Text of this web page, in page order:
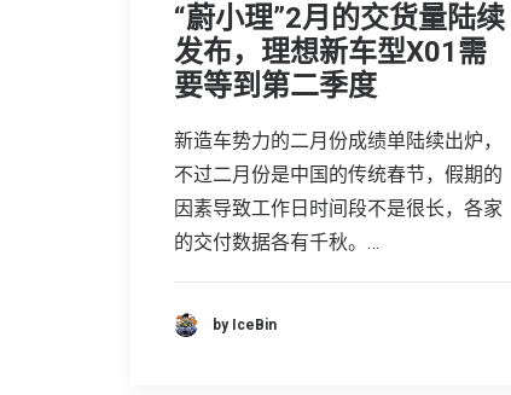
“蔚小理”2月的交货量陆续
发布，理想新车型X01需
要等到第二季度
新造车势力的二月份成绩单陆续出炉，
不过二月份是中国的传统春节，假期的
因素导致工作日时间段不是很长，各家
的交付数据各有千秋。…
by IceBin